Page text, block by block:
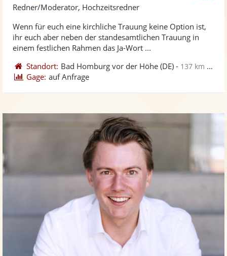
Fotos
Redner/Moderator, Hochzeitsredner
Wenn für euch eine kirchliche Trauung keine Option ist,
ihr euch aber neben der standesamtlichen Trauung in
einem festlichen Rahmen das Ja-Wort ...
Standort: Bad Homburg vor der Höhe (DE) - 137 km von Kassel
Gage: auf Anfrage